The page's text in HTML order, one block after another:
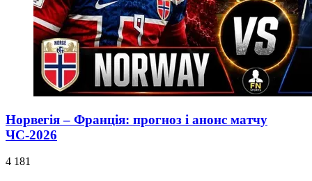
Норвегія – Франція: прогноз і анонс матчу
ЧС-2026
4 181